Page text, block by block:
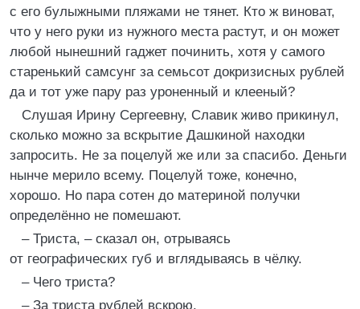
с его булыжными пляжами не тянет. Кто ж виноват,
что у него руки из нужного места растут, и он может
любой нынешний гаджет починить, хотя у самого
старенький самсунг за семьсот докризисных рублей
да и тот уже пару раз уроненный и клееный?
Слушая Ирину Сергеевну, Славик живо прикинул,
сколько можно за вскрытие Дашкиной находки
запросить. Не за поцелуй же или за спасибо. Деньги
нынче мерило всему. Поцелуй тоже, конечно,
хорошо. Но пара сотен до материной получки
определённо не помешают.
– Триста, – сказал он, отрываясь
от географических губ и вглядываясь в чёлку.
– Чего триста?
– За триста рублей вскрою.